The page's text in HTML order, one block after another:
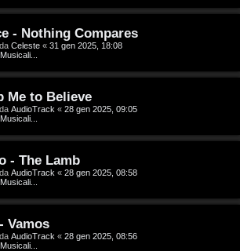
- Nothing Compares
Celeste « 31 gen 2025, 18:08
Me to Believe
AudioTrack « 28 gen 2025, 09:05
- The Lamb
AudioTrack « 28 gen 2025, 08:58
Vamos
AudioTrack « 28 gen 2025, 08:56